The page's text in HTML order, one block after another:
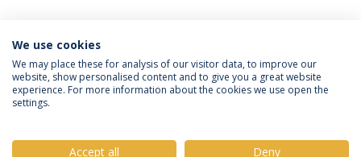
Política de Privacidade
Termos e Condições
We use cookies
We may place these for analysis of our visitor data, to improve our
website, show personalised content and to give you a great website
experience. For more information about the cookies we use open the
settings.
Accept all Deny